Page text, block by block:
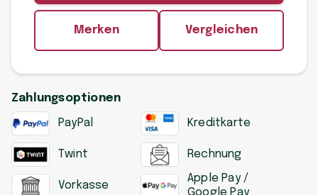
Merken Vergleichen
Zahlungsoptionen
PayPal Kreditkarte
Twint Rechnung
Vorkasse
Apple Pay /
Google Pay